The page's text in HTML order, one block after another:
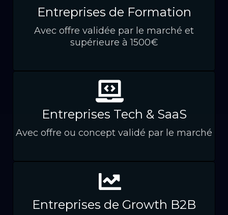
Entreprises de Formation
Avec offre validée par le marché et
supérieure à 1500€
Entreprises Tech & SaaS
Avec offre ou concept validé par le marché
Entreprises de Growth B2B